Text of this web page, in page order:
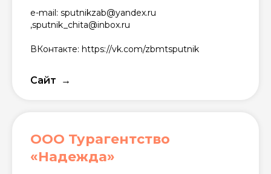
e-mail: sputnikzab@yandex.ru
,sputnik_chita@inbox.ru
ВКонтакте: https://vk.com/zbmtsputnik
Сайт
ООО Турагентство
«Надежда»